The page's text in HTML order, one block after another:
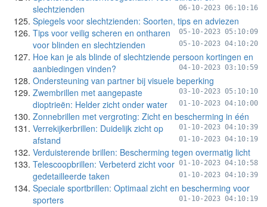
slechtzienden
06-10-2023 06:10:16
Spiegels voor slechtzienden: Soorten, tips en adviezen
05-10-2023 05:10:09
Tips voor veilig scheren en ontharen
voor blinden en slechtzienden
05-10-2023 04:10:20
Hoe kan je als blinde of slechtziende persoon kortingen en
aanbiedingen vinden?
04-10-2023 03:10:59
Ondersteuning van partner bij visuele beperking
03-10-2023 05:10:10
Zwembrillen met aangepaste
dioptrieën: Helder zicht onder water
01-10-2023 04:10:00
Zonnebrillen met vergroting: Zicht en bescherming in één
01-10-2023 04:10:39
Verrekijkerbrillen: Duidelijk zicht op
afstand
01-10-2023 04:10:19
Verduisterende brillen: Bescherming tegen overmatig licht
01-10-2023 04:10:58
Telescoopbrillen: Verbeterd zicht voor
gedetailleerde taken
01-10-2023 04:10:39
Speciale sportbrillen: Optimaal zicht en bescherming voor
sporters
01-10-2023 04:10:19